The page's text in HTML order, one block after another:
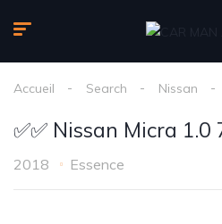
Accueil Search Nissan
✅✅ Nissan Micra
2018 Essence